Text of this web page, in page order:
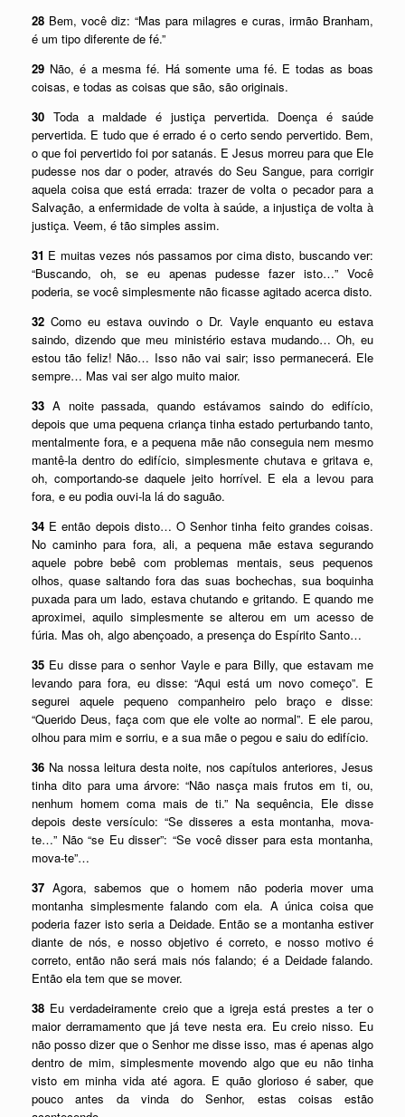
28 Bem, você diz: “Mas para milagres e curas, irmão Branham,
é um tipo diferente de fé.”
29 Não, é a mesma fé. Há somente uma fé. E todas as boas
coisas, e todas as coisas que são, são originais.
30 Toda a maldade é justiça pervertida. Doença é saúde
pervertida. E tudo que é errado é o certo sendo pervertido. Bem,
o que foi pervertido foi por satanás. E Jesus morreu para que Ele
pudesse nos dar o poder, através do Seu Sangue, para corrigir
aquela coisa que está errada: trazer de volta o pecador para a
Salvação, a enfermidade de volta à saúde, a injustiça de volta à
justiça. Veem, é tão simples assim.
31 E muitas vezes nós passamos por cima disto, buscando ver:
“Buscando, oh, se eu apenas pudesse fazer isto…” Você
poderia, se você simplesmente não ficasse agitado acerca disto.
32 Como eu estava ouvindo o Dr. Vayle enquanto eu estava
saindo, dizendo que meu ministério estava mudando… Oh, eu
estou tão feliz! Não… Isso não vai sair; isso permanecerá. Ele
sempre… Mas vai ser algo muito maior.
33 A noite passada, quando estávamos saindo do edifício,
depois que uma pequena criança tinha estado perturbando tanto,
mentalmente fora, e a pequena mãe não conseguia nem mesmo
mantê-la dentro do edifício, simplesmente chutava e gritava e,
oh, comportando-se daquele jeito horrível. E ela a levou para
fora, e eu podia ouvi-la lá do saguão.
34 E então depois disto… O Senhor tinha feito grandes coisas.
No caminho para fora, ali, a pequena mãe estava segurando
aquele pobre bebê com problemas mentais, seus pequenos
olhos, quase saltando fora das suas bochechas, sua boquinha
puxada para um lado, estava chutando e gritando. E quando me
aproximei, aquilo simplesmente se alterou em um acesso de
fúria. Mas oh, algo abençoado, a presença do Espírito Santo…
35 Eu disse para o senhor Vayle e para Billy, que estavam me
levando para fora, eu disse: “Aqui está um novo começo”. E
segurei aquele pequeno companheiro pelo braço e disse:
“Querido Deus, faça com que ele volte ao normal”. E ele parou,
olhou para mim e sorriu, e a sua mãe o pegou e saiu do edifício.
36 Na nossa leitura desta noite, nos capítulos anteriores, Jesus
tinha dito para uma árvore: “Não nasça mais frutos em ti, ou,
nenhum homem coma mais de ti.” Na sequência, Ele disse
depois deste versículo: “Se disseres a esta montanha, mova-
te…” Não “se Eu disser”: “Se você disser para esta montanha,
mova-te”…
37 Agora, sabemos que o homem não poderia mover uma
montanha simplesmente falando com ela. A única coisa que
poderia fazer isto seria a Deidade. Então se a montanha estiver
diante de nós, e nosso objetivo é correto, e nosso motivo é
correto, então não será mais nós falando; é a Deidade falando.
Então ela tem que se mover.
38 Eu verdadeiramente creio que a igreja está prestes a ter o
maior derramamento que já teve nesta era. Eu creio nisso. Eu
não posso dizer que o Senhor me disse isso, mas é apenas algo
dentro de mim, simplesmente movendo algo que eu não tinha
visto em minha vida até agora. E quão glorioso é saber, que
pouco antes da vinda do Senhor, estas coisas estão